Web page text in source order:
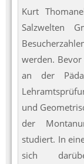
Kurt
Salzwelten
werden.
an der
und
der
studiert. In
sich